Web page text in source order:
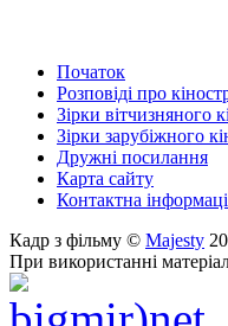
Початок
Розповіді про
Зірки вітчизняного
Зірки зарубіжного
Дружні посилання
Карта сайту
Контактна
Кадр з фільму © Majesty
При використанні